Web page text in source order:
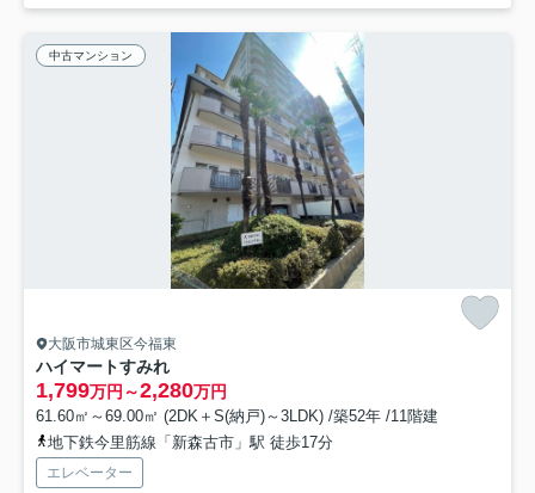
中古マンション
大阪市城東区今福東
ハイマートすみれ
1,799万円～2,280万円
61.60㎡～69.00㎡ (2DK＋S(納戸)～3LDK) /築52年 /11階建
地下鉄今里筋線「新森古市」駅 徒歩17分
エレベーター